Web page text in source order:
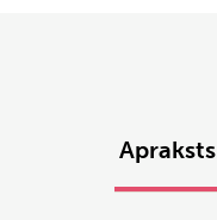
Apraksts